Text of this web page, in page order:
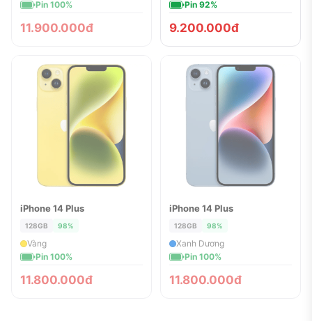
Pin 100%
11.900.000đ
Pin 92%
9.200.000đ
ĐÃ BÁN
iPhone 14 Plus
128GB 98%
Vàng
Pin 100%
11.800.000đ
ĐÃ BÁN
iPhone 14 Plus
128GB 98%
Xanh Dương
Pin 100%
11.800.000đ